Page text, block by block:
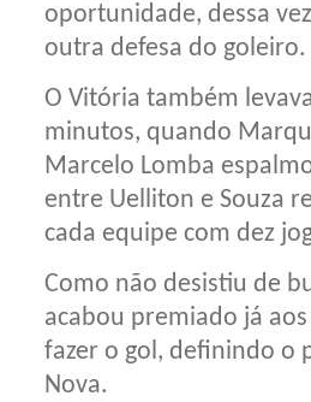
oportunidade, dessa
outra defesa do goleiro.
O Vitória também
minutos, quando
Marcelo Lomba
entre Uelliton e Souza
cada equipe com dez
Como não desistiu de
acabou premiado já
fazer o gol, definindo o
Nova.